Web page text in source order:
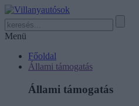
Menü
Főoldal
Állami támogatás
Állami támogatás